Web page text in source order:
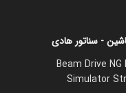
- سناتور هادی
Beam Drive
Simulator